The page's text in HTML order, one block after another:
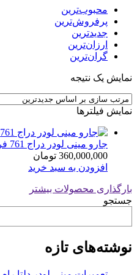
محبوب‌ترین
پرفروش‌ترین
جدیدترین
ارزان‌ترین
گران‌ترین
نمایش یک نتیجه
نمایش فیلترها
جارو مینی لودر دراج 761 فروش جارو بابکت
360,000,000 تومان
افزودن به سبد خرید
بارگذاری محصولات بیشتر
جستجو
نوشته‌های تازه